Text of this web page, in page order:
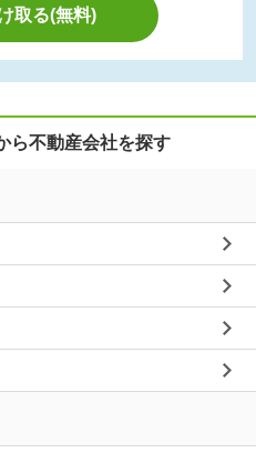
取る(無料)
ら不動産会社を探す